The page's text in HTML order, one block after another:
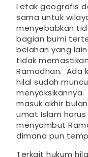
Letak geografis
sama untuk
menyebabkan
bagian bumi
belahan yang
tidak
Ramadhan. Ada
hilal sudah
masuk akhir
umat Islam
menyambut
dimana pun
Terkait hukum